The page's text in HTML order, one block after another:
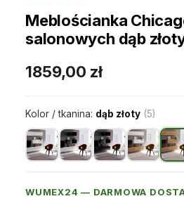
Meblościanka
salonowych dąb
1859,00 zł
Kolor / tkanina: dąb złoty (5)
WUMEX24 — DARMOWA